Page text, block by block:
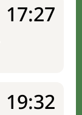
17:27
19:32